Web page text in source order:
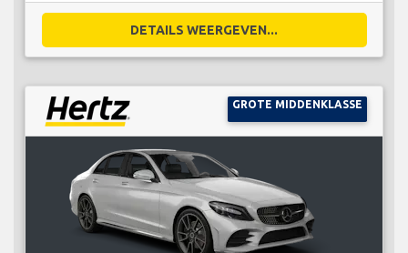
DETAILS WEERGEVEN...
GROTE MIDDENKLASSE